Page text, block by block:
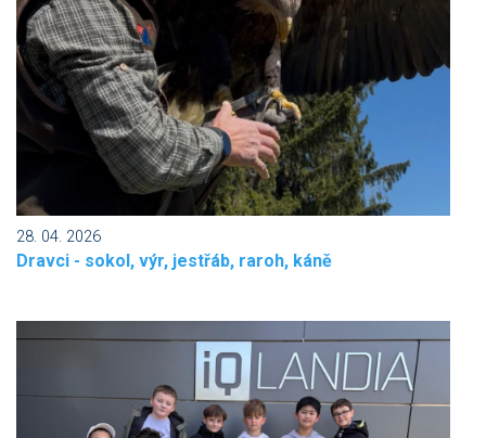
28. 04. 2026
Dravci - sokol, výr, jestřáb, raroh, káně